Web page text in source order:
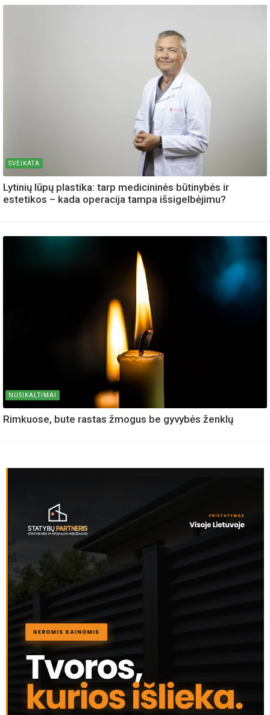
SVEIKATA
Lytinių lūpų plastika: tarp medicininės būtinybės ir
estetikos – kada operacija tampa išsigelbėjimu?
NUSIKALTIMAI
Rimkuose, bute rastas žmogus be gyvybės ženklų